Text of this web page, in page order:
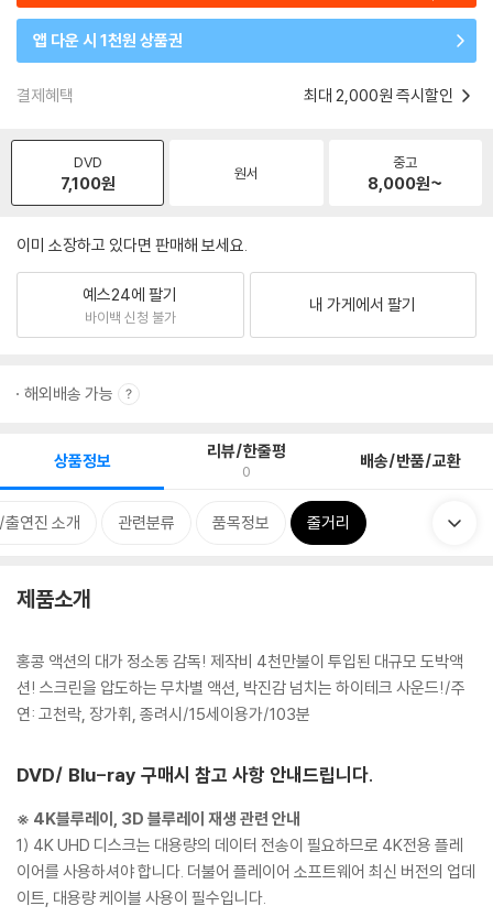
앱 다운 시 1천원 상품권
결제혜택 최대 2,000원 즉시할인
DVD
7,100원 원서
중고
8,000원~
이미 소장하고 있다면 판매해 보세요.
예스24에 팔기
바이백 신청 불가
내 가게에서 팔기
해외배송 가능
상품정보 리뷰/한줄평
0 배송/반품/교환
연진 소개 관련분류 품목정보 줄거리
제품소개
홍콩 액션의 대가 정소동 감독! 제작비 4천만불이 투입된 대규모 도박액
션! 스크린을 압도하는 무차별 액션, 박진감 넘치는 하이테크 사운드!/주
연: 고천락, 장가휘, 종려시/15세이용가/103분
DVD/ Blu-ray 구매시 참고 사항 안내드립니다.
※ 4K블루레이, 3D 블루레이 재생 관련 안내
1) 4K UHD 디스크는 대용량의 데이터 전송이 필요하므로 4K전용 플레
이어를 사용하셔야 합니다. 더불어 플레이어 소프트웨어 최신 버전의 업데
이트, 대용량 케이블 사용이 필수입니다.